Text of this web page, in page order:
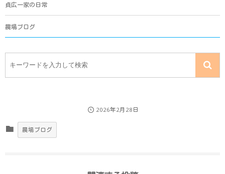
貞広一家の日常
農場ブログ
2026年2月28日
農場ブログ